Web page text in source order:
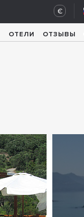
€
ОТЕЛИ ОТЗЫВЫ